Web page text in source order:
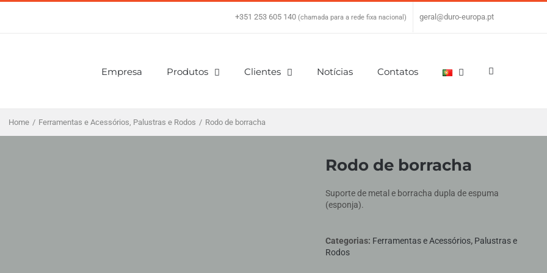
+351 253 605 140 (chamada para a rede fixa nacional) geral@duro-europa.pt
Empresa Produtos Clientes Notícias Contatos
Home / Ferramentas e Acessórios, Palustras e Rodos / Rodo de borracha
Rodo de borracha
Suporte de metal e borracha dupla de espuma
(esponja).
Categorias: Ferramentas e Acessórios, Palustras e
Rodos